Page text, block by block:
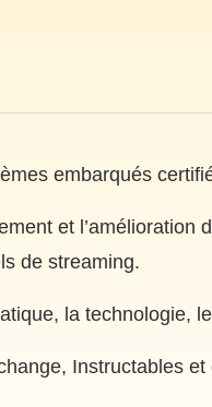
embarqués
et l’amélioration
de streaming.
la technologie,
Instructables